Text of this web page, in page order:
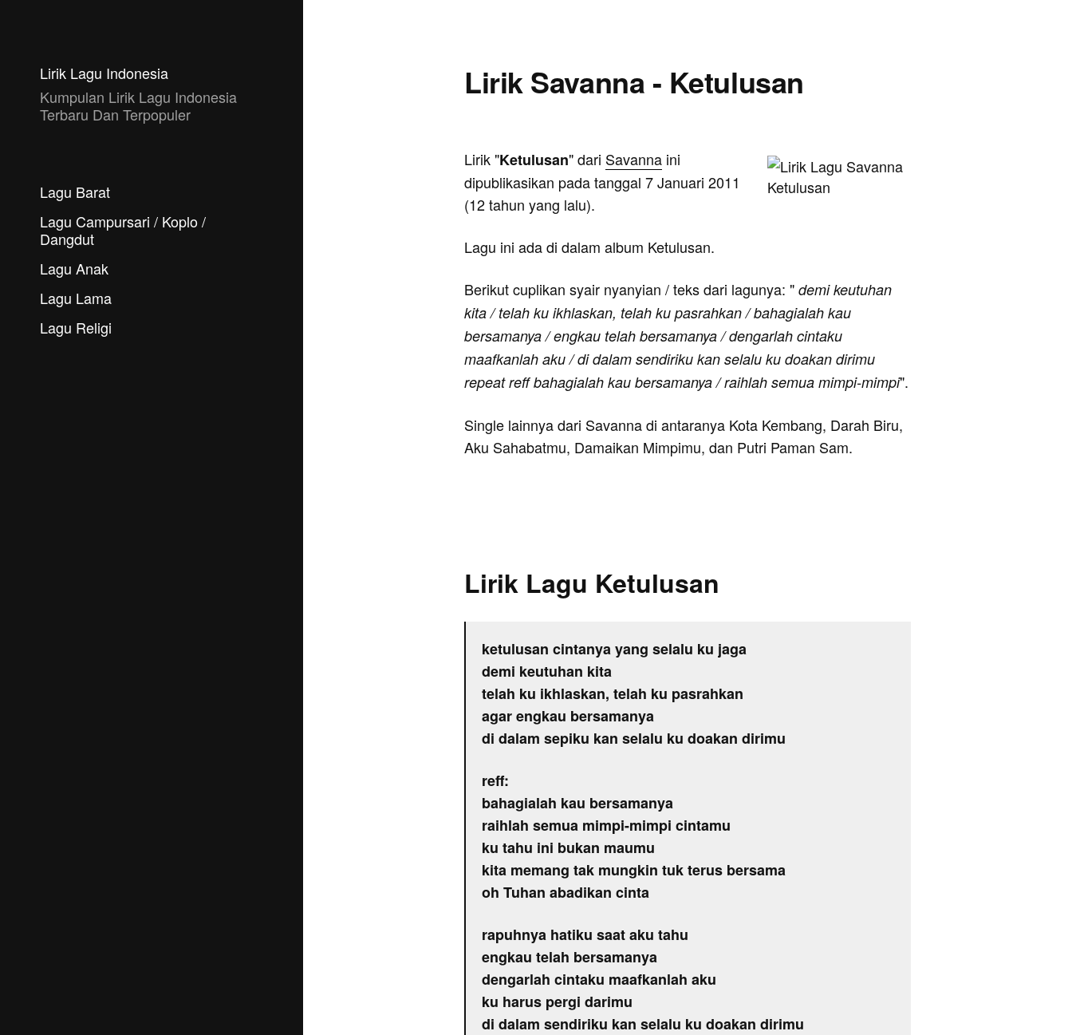
Lirik Lagu Indonesia
Kumpulan Lirik Lagu Indonesia
Terbaru Dan Terpopuler
Lagu Barat
Lagu Campursari / Koplo /
Dangdut
Lagu Anak
Lagu Lama
Lagu Religi
Lirik Savanna - Ketulusan
Lirik "Ketulusan" dari Savanna ini
dipublikasikan pada tanggal 7 Januari 2011
(12 tahun yang lalu).
Lagu ini ada di dalam album Ketulusan.
Berikut cuplikan syair nyanyian / teks dari lagunya: " demi keutuhan
kita / telah ku ikhlaskan, telah ku pasrahkan / bahagialah kau
bersamanya / engkau telah bersamanya / dengarlah cintaku
maafkanlah aku / di dalam sendiriku kan selalu ku doakan dirimu
repeat reff bahagialah kau bersamanya / raihlah semua mimpi-mimpi".
Single lainnya dari Savanna di antaranya Kota Kembang, Darah Biru,
Aku Sahabatmu, Damaikan Mimpimu, dan Putri Paman Sam.
Lirik Lagu Ketulusan
ketulusan cintanya yang selalu ku jaga
demi keutuhan kita
telah ku ikhlaskan, telah ku pasrahkan
agar engkau bersamanya
di dalam sepiku kan selalu ku doakan dirimu
reff:
bahagialah kau bersamanya
raihlah semua mimpi-mimpi cintamu
ku tahu ini bukan maumu
kita memang tak mungkin tuk terus bersama
oh Tuhan abadikan cinta
rapuhnya hatiku saat aku tahu
engkau telah bersamanya
dengarlah cintaku maafkanlah aku
ku harus pergi darimu
di dalam sendiriku kan selalu ku doakan dirimu